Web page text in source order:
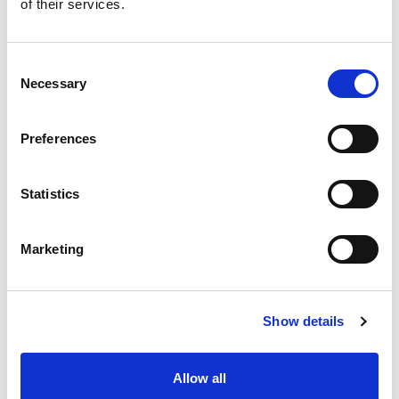
of their services.
Selection
Necessary
Preferences
Statistics
Marketing
Show details
Allow all